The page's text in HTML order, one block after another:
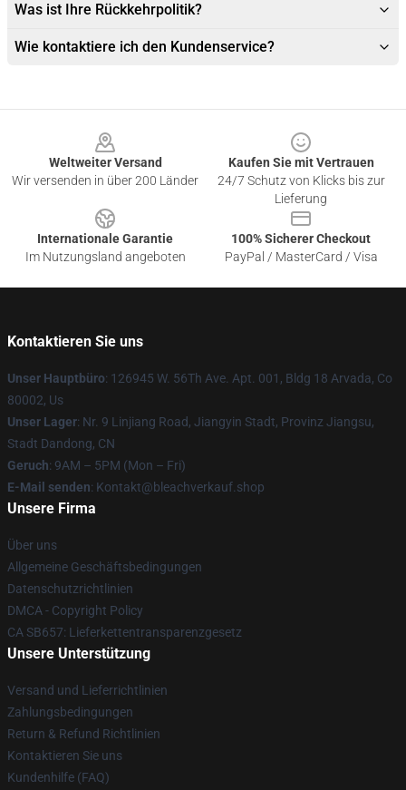
Was ist Ihre Rückkehrpolitik?
Wie kontaktiere ich den Kundenservice?
Weltweiter Versand
Wir versenden in über 200 Länder
Kaufen Sie mit Vertrauen
24/7 Schutz von Klicks bis zur
Lieferung
Internationale Garantie
Im Nutzungsland angeboten
100% Sicherer Checkout
PayPal / MasterCard / Visa
Kontaktieren Sie uns
Unser Hauptbüro: 126945 W. 56Th Ave. Apt. 001, Bldg 18 Arvada, Co
80002, Us
Unser Lager: Nr. 9 Linjiang Road, Jiangyin Stadt, Provinz Jiangsu,
Stadt Dandong, CN
Geruch: 9AM – 5PM (Mon – Fri)
E-Mail senden: Kontakt@bleachverkauf.shop
Unsere Firma
Über uns
Allgemeine Geschäftsbedingungen
Datenschutzrichtlinien
DMCA - Copyright Policy
CA SB657: Lieferkettentransparenzgesetz
Unsere Unterstützung
Versand und Lieferrichtlinien
Zahlungsbedingungen
Return & Refund Richtlinien
Kontaktieren Sie uns
Kundenhilfe (FAQ)